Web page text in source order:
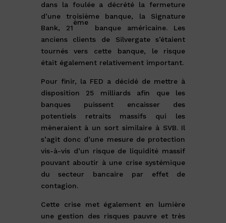
dans la foulée a décrété la fermeture
d’une troisième banque, la Signature
Bank, 21
ème
banque américaine. Les
anciens clients de Silvergate s’étaient
tournés vers cette banque, le risque
était également relativement important.
Pour finir, la FED a décidé de mettre à
disposition 25 milliards afin que les
banques puissent encaisser des
potentiels retraits massifs qui les
mèneraient à un sort similaire à SVB. Il
s’agit donc d’une mesure de protection
vis-à-vis d’un risque de liquidité massif
pouvant aboutir à une crise systémique
du secteur bancaire par effet de
contagion.
Cette crise met également en lumière
une gestion des risques pauvre et très